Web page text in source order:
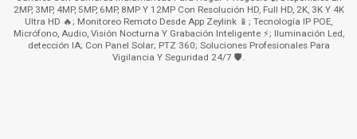
2MP, 3MP, 4MP, 5MP, 6MP, 8MP Y 12MP Con Resolución HD, Full HD, 2K, 3K Y 4K
Ultra HD 🔥; Monitoreo Remoto Desde App Zeylink 📱; Tecnología IP POE,
Micrófono, Audio, Visión Nocturna Y Grabación Inteligente ⚡; Iluminación Led,
detección IA; Con Panel Solar; PTZ 360; Soluciones Profesionales Para
Vigilancia Y Seguridad 24/7 🛡️.